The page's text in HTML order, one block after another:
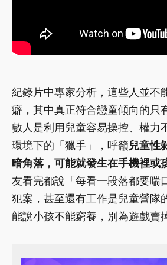
紀錄片中專家分析，這些人並不
癖，其中真正符合戀童傾向的只
數人是利用兒童容易操控、權力
環境下的「獵手」，呼籲兒童性
暗角落，可能就發生在手機裡或
友看完都說「每看一段落都要喘
犯案，甚至還有工作是兒童營隊
能說小孩不能窮養，別為遊戲賣